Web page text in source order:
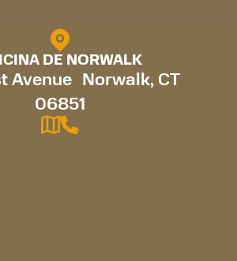
DE NORWALK
Avenue Norwalk, CT
06851